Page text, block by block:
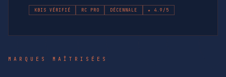
KBIS VÉRIFIÉ RC PRO DÉCENNALE ★ 4.9/5
MARQUES MAÎTRISÉES